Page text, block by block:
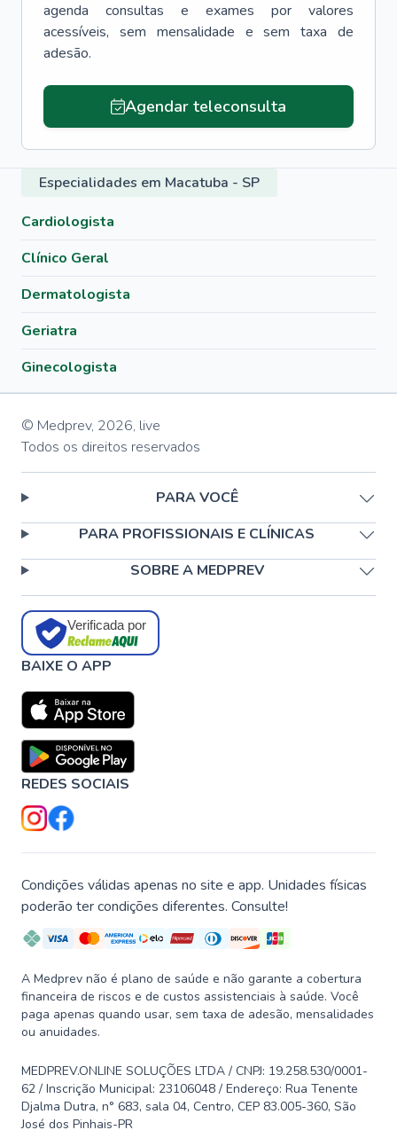
agenda consultas e exames por valores
acessíveis, sem mensalidade e sem taxa de
adesão.
Agendar teleconsulta
Especialidades em Macatuba - SP
Cardiologista
Clínico Geral
Dermatologista
Geriatra
Ginecologista
© Medprev, 2026, live
Todos os direitos reservados
PARA VOCÊ
PARA PROFISSIONAIS E CLÍNICAS
SOBRE A MEDPREV
Verificada por
BAIXE O APP
REDES SOCIAIS
Condições válidas apenas no site e app. Unidades físicas
poderão ter condições diferentes. Consulte!
A Medprev não é plano de saúde e não garante a cobertura
financeira de riscos e de custos assistenciais à saúde. Você
paga apenas quando usar, sem taxa de adesão, mensalidades
ou anuidades.
MEDPREV.ONLINE SOLUÇÕES LTDA / CNPJ: 19.258.530/0001-
62 / Inscrição Municipal: 23106048 / Endereço: Rua Tenente
Djalma Dutra, n° 683, sala 04, Centro, CEP 83.005-360, São
José dos Pinhais-PR